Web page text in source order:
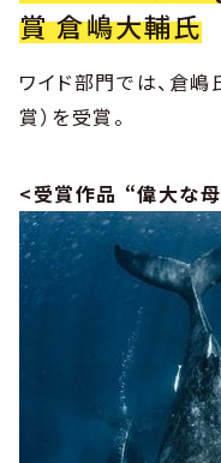
賞 倉嶋大輔氏
ワイド部門では、倉
賞）を受賞。
<受賞作品 “偉大な